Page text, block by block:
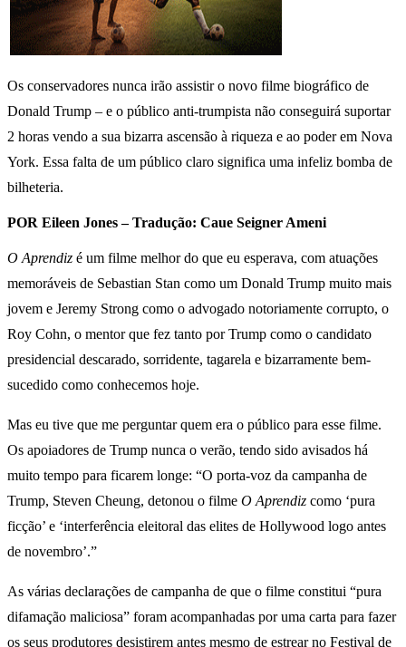
Os conservadores nunca irão assistir o novo filme biográfico de
Donald Trump – e o público anti-trumpista não conseguirá suportar
2 horas vendo a sua bizarra ascensão à riqueza e ao poder em Nova
York. Essa falta de um público claro significa uma infeliz bomba de
bilheteria.
POR Eileen Jones –Tradução: Caue Seigner Ameni
O Aprendiz é um filme melhor do que eu esperava, com atuações
memoráveis ​​de Sebastian Stan como um Donald Trump muito mais
jovem e Jeremy Strong como o advogado notoriamente corrupto, o
Roy Cohn, o mentor que fez tanto por Trump como o candidato
presidencial descarado, sorridente, tagarela e bizarramente bem-
sucedido como conhecemos hoje.
Mas eu tive que me perguntar quem era o público para esse filme.
Os apoiadores de Trump nunca o verão, tendo sido avisados ​​há
muito tempo para ficarem longe: “O porta-voz da campanha de
Trump, Steven Cheung, detonou o filme O Aprendiz como ‘pura
ficção’ e ‘interferência eleitoral das elites de Hollywood logo antes
de novembro’.”
As várias declarações de campanha de que o filme constitui “pura
difamação maliciosa” foram acompanhadas por uma carta para fazer
os seus produtores desistirem antes mesmo de estrear no Festival de